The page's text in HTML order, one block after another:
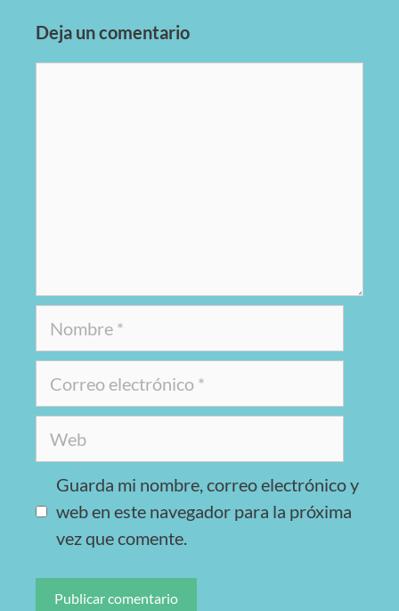
Deja un comentario
Guarda mi nombre, correo electrónico y
web en este navegador para la próxima
vez que comente.